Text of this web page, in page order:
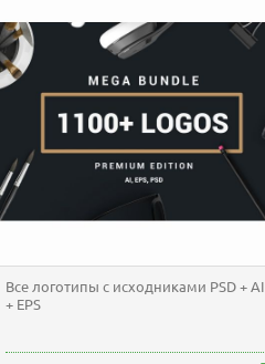
Все логотипы с исходниками PSD + AI
+ EPS